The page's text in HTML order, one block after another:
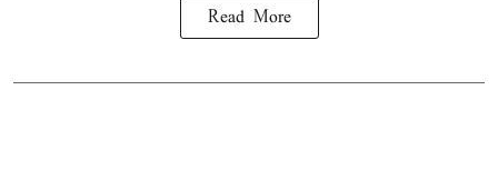
Read More